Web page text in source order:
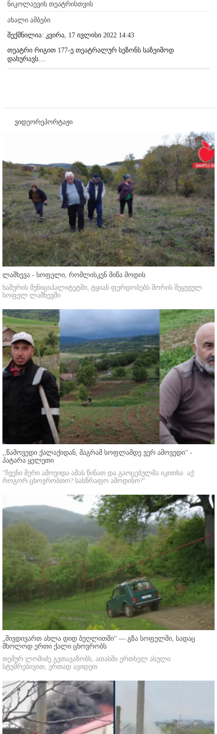
ნიკოლაევის თეატრისთვის
ახალი ამბები
შექმნილია: კვირა, 17 ივლისი 2022 14:43
თეატრი რიგით 177-ე თეატრალურ სეზონს საზეიმოდ
დახურავს....
ვიდეორეპორტაჟი
ლაშხევა - სოფელი, რომლისკენ მიწა მოდის
ხაშურის მუნიციპალიტეტში, ტყიან ფერდობებს შორის შეყუჟულ
სოფელ ლაშხევში
,,წამოვედი ქალაქიდან, მაგრამ სოფლამდე ვერ ამოვედი'' -
პატარა ყელეთი
"ჩვენი მერი ამოვიდა ამას წინათ და გაოცებულმა იკითხა: აქ
როგორ ცხოვრობთო? სასწრაფო ამოდისო?"
„მივდივართ ახლა დიდ ბეღლითში“ — გზა სოფელში, სადაც
მხოლოდ ერთი ქალი ცხოვრობს
თემურ ლომიძე გვთავაზობს, ათასში ერთხელ ასული
სტუმრებივით, ერთად ავიდეთ